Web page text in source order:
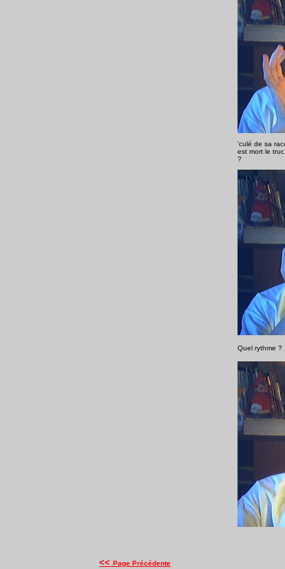
'culé de sa
est mort le
?
Quel rythme ?
<< Page Précédente